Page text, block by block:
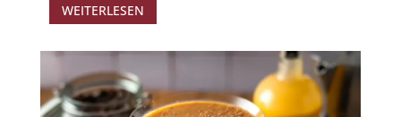
WEITERLESEN